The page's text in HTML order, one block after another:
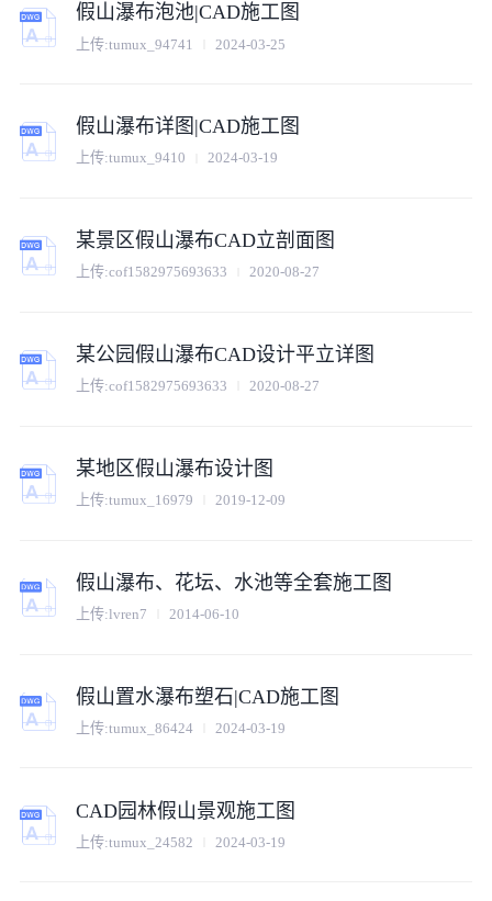
假山瀑布泡池|CAD施工图
上传:tumux_94741 2024-03-25
假山瀑布详图|CAD施工图
上传:tumux_9410 2024-03-19
某景区假山瀑布CAD立剖面图
上传:cof1582975693633 2020-08-27
某公园假山瀑布CAD设计平立详图
上传:cof1582975693633 2020-08-27
某地区假山瀑布设计图
上传:tumux_16979 2019-12-09
假山瀑布、花坛、水池等全套施工图
上传:lvren7 2014-06-10
假山置水瀑布塑石|CAD施工图
上传:tumux_86424 2024-03-19
CAD园林假山景观施工图
上传:tumux_24582 2024-03-19